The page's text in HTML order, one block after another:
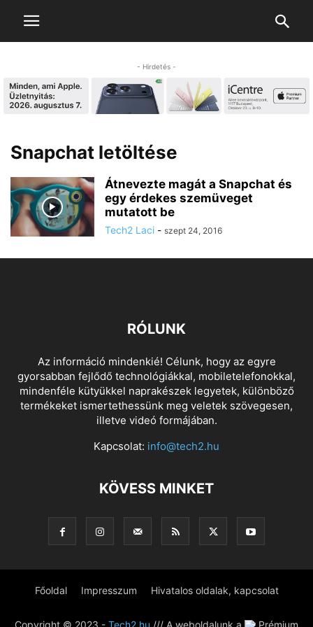
- Hirdetés -
Snapchat letöltése
Átnevezte magát a Snapchat és
egy érdekes szemüveget
mutatott be
Tech2 Laci - szept 24, 2016
RÓLUNK
Az információ mindenkié! Célunk, hogy az egyre
gyorsabban fejlődő technológiákkal, mobiletelefonokkal,
mindenféle kütyükkel naprakészek legyetek, különböző
termékeket ismertethessünk meg veletek szövegesen,
illetve videó formájában.
Kapcsolat: info@tech2.hu
KÖVESS MINKET
Főoldal Impresszum Hivatalos oldalak, kapcsolat